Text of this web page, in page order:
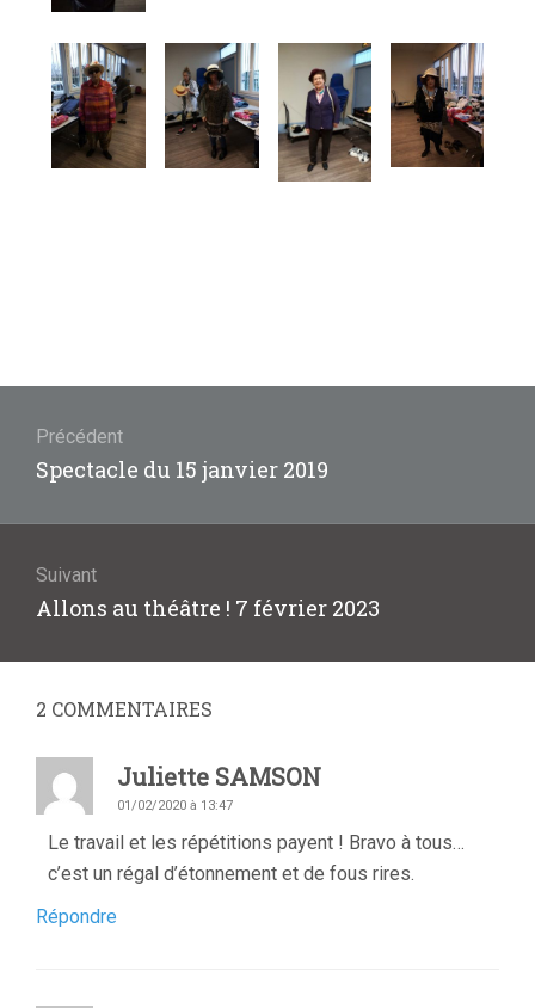
l’article
Précédent
Article
:
Spectacle du 15 janvier 2019
Suivant
Article
:
Allons au théâtre ! 7 février 2023
2 COMMENTAIRES
Juliette SAMSON
01/02/2020 à 13:47
Le travail et les répétitions payent ! Bravo à tous…
c’est un régal d’étonnement et de fous rires.
Répondre